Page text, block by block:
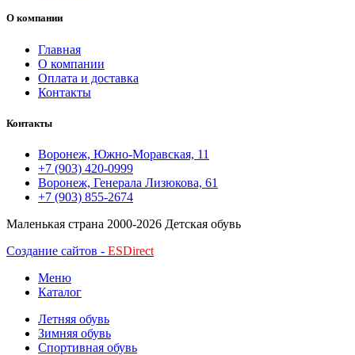
О компании
Главная
О компании
Оплата и доставка
Контакты
Контакты
Воронеж, Южно-Моравская, 11
+7 (903) 420-0999
Воронеж, Генерала Лизюкова, 61
+7 (903) 855-2674
Маленькая страна 2000-2026 Детская обувь
Создание сайтов - ESDirect
Меню
Каталог
Летняя обувь
Зимняя обувь
Спортивная обувь